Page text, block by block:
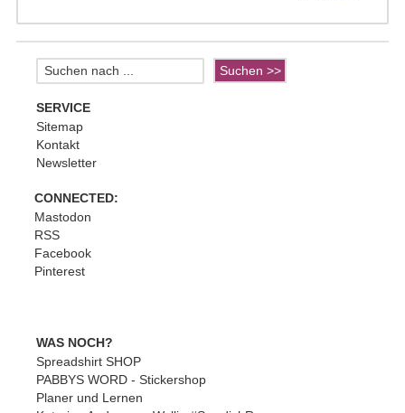
SERVICE
Sitemap
Kontakt
Newsletter
CONNECTED:
Mastodon
RSS
Facebook
Pinterest
WAS NOCH?
Spreadshirt SHOP
PABBYS WORD - Stickershop
Planer und Lernen